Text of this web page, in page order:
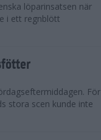
löparinsatsen när
i ett regnblött
För
stora scen kunde inte